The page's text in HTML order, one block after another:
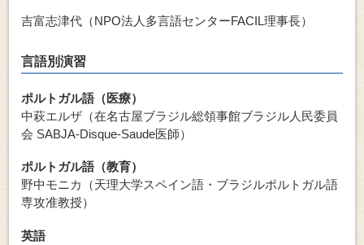
吉富志津代（NPO法人多言語センターFACIL理事長）
言語別演習
ポルトガル語（医療）
中萩エルザ（在名古屋ブラジル総領事館ブラジル人民委員
会 SABJA-Disque-Saude医師）
ポルトガル語（教育）
野中モニカ（天理大学スペイン語・ブラジルポルトガル語
専攻准教授）
英語